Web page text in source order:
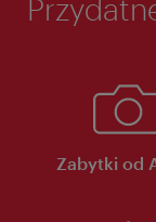
Zabytki od